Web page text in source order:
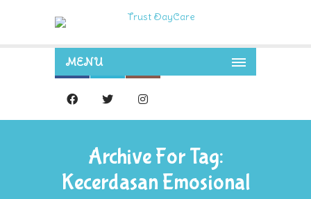
MENU
Archive For Tag:
Kecerdasan Emosional